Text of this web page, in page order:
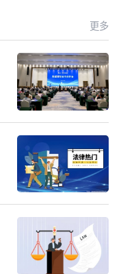
更多